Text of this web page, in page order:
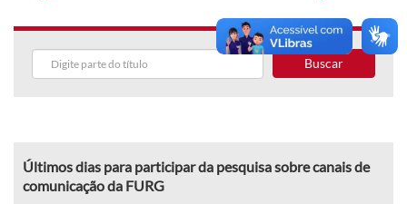
Buscar
Últimos dias para participar da pesquisa sobre canais de
comunicação da FURG